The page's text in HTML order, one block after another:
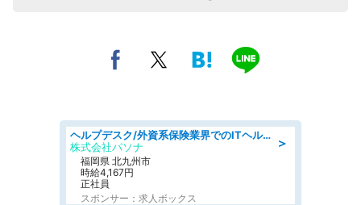
＞
ヘルプデスク/外資系保険業界でのITヘルプデスク業務/駅近/即日勤務可/ヘルプデスク
株式会社パソナ
福岡県 北九州市
時給4,167円
正社員
スポンサー：求人ボックス